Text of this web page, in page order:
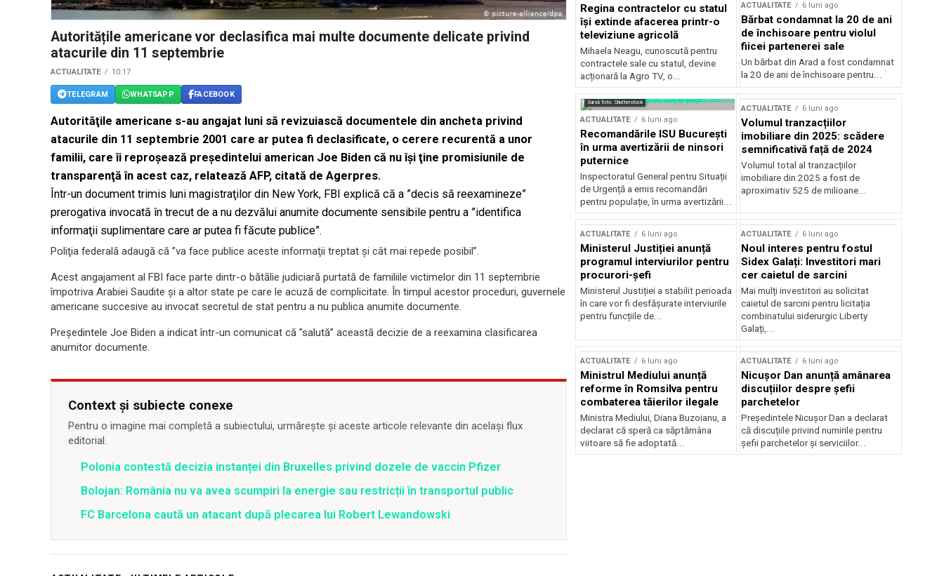
Autoritățile americane vor declasifica mai multe documente delicate privind
atacurile din 11 septembrie
ACTUALITATE 10:17
TELEGRAM WHATSAPP FACEBOOK
Autorităţile americane s-au angajat luni să revizuiască documentele din ancheta privind
atacurile din 11 septembrie 2001 care ar putea fi declasificate, o cerere recurentă a unor
familii, care îi reproşează preşedintelui american Joe Biden că nu îşi ţine promisiunile de
transparenţă în acest caz, relatează AFP, citată de Agerpres.
Într-un document trimis luni magistraţilor din New York, FBI explică că a ”decis să reexamineze”
prerogativa invocată în trecut de a nu dezvălui anumite documente sensibile pentru a ”identifica
informaţii suplimentare care ar putea fi făcute publice”.
Poliţia federală adaugă că ”va face publice aceste informaţii treptat şi cât mai repede posibil”.
Acest angajament al FBI face parte dintr-o bătălie judiciară purtată de familiile victimelor din 11 septembrie
împotriva Arabiei Saudite şi a altor state pe care le acuză de complicitate. În timpul acestor proceduri, guvernele
americane succesive au invocat secretul de stat pentru a nu publica anumite documente.
Preşedintele Joe Biden a indicat într-un comunicat că ”salută” această decizie de a reexamina clasificarea
anumitor documente.
Context și subiecte conexe
Pentru o imagine mai completă a subiectului, urmărește și aceste articole relevante din același flux
editorial.
Polonia contestă decizia instanței din Bruxelles privind dozele de vaccin Pfizer
Bolojan: România nu va avea scumpiri la energie sau restricții în transportul public
FC Barcelona caută un atacant după plecarea lui Robert Lewandowski
Regina contractelor cu statul
își extinde afacerea printr-o
televiziune agricolă
Mihaela Neagu, cunoscută pentru
contractele sale cu statul, devine
acționară la Agro TV, o...
ACTUALITATE 6 luni ago
Bărbat condamnat la 20 de ani
de închisoare pentru violul
fiicei partenerei sale
Un bărbat din Arad a fost condamnat
la 20 de ani de închisoare pentru...
Sursă foto: Shutterstock
ACTUALITATE 6 luni ago
Recomandările ISU București
în urma avertizării de ninsori
puternice
Inspectoratul General pentru Situații
de Urgență a emis recomandări
pentru populație, în urma avertizării...
ACTUALITATE 6 luni ago
Volumul tranzacțiilor
imobiliare din 2025: scădere
semnificativă față de 2024
Volumul total al tranzacțiilor
imobiliare din 2025 a fost de
aproximativ 525 de milioane...
ACTUALITATE 6 luni ago
Ministerul Justiției anunță
programul interviurilor pentru
procurori-șefi
Ministerul Justiției a stabilit perioada
în care vor fi desfășurate interviurile
pentru funcțiile de...
ACTUALITATE 6 luni ago
Noul interes pentru fostul
Sidex Galați: Investitori mari
cer caietul de sarcini
Mai mulți investitori au solicitat
caietul de sarcini pentru licitația
combinatului siderurgic Liberty
Galați,...
ACTUALITATE 6 luni ago
Ministrul Mediului anunță
reforme în Romsilva pentru
combaterea tăierilor ilegale
Ministra Mediului, Diana Buzoianu, a
declarat că speră ca săptămâna
viitoare să fie adoptată...
ACTUALITATE 6 luni ago
Nicușor Dan anunță amânarea
discuțiilor despre șefii
parchetelor
Președintele Nicușor Dan a declarat
că discuțiile privind numirile pentru
șefii parchetelor și serviciilor...